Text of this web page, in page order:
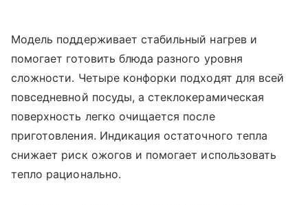
Модель поддерживает стабильный нагрев и
помогает готовить блюда разного уровня
сложности. Четыре конфорки подходят для всей
повседневной посуды, а стеклокерамическая
поверхность легко очищается после
приготовления. Индикация остаточного тепла
снижает риск ожогов и помогает использовать
тепло рационально.